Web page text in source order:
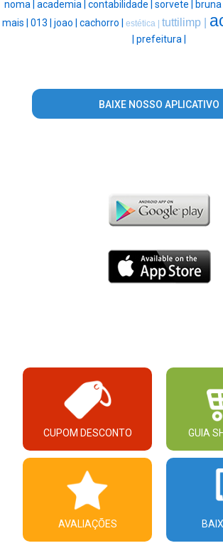
noma | academia | contabilidade | sorvete | bruna |
mais | 013 | joao | cachorro | estética | tuttilimp |
prefeitura |
BAIXE NOSSO APLICATIVO
CUPOM DESCONTO GUIA
AVALIAÇÕES